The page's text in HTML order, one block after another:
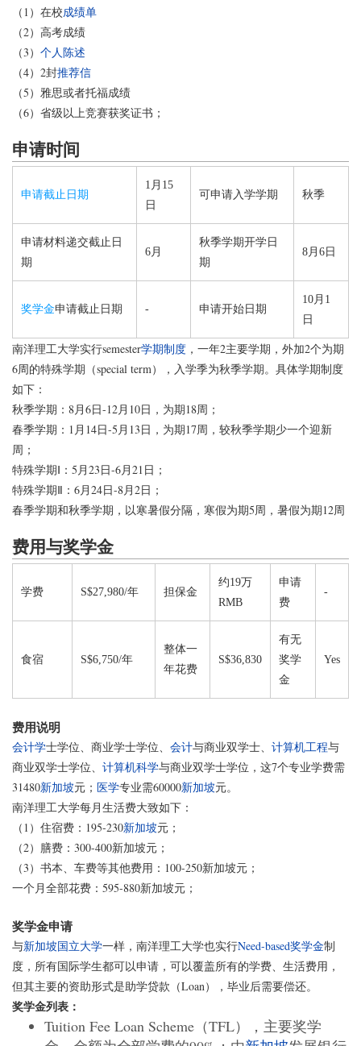
（1）在校成绩单
（2）高考成绩
（3） 个人陈述
（4）2封推荐信
（5）雅思或者托福成绩
（6）省级以上竞赛获奖证书；
申请时间
申请截止日期
1月15
日
可申请入学学期 秋季
申请材料递交截止日
期
6月
秋季学期开学日
期
8月6日
奖学金申请截止日期 - 申请开始日期
10月1
日
南洋理工大学实行semester学期制度 ，一年2主要学期，外加2个为期
6周的特殊学期（special term），入学季为秋季学期。具体学期制度
如下：
秋季学期：8月6日-12月10日，为期18周；
春季学期：1月14日-5月13日，为期17周，较秋季学期少一个迎新
周；
特殊学期Ⅰ：5月23日-6月21日；
特殊学期Ⅱ：6月24日-8月2日；
春季学期和秋季学期，以寒暑假分隔，寒假为期5周，暑假为期12周
费用与奖学金
学费 S$27,980/年 担保金
约19万
RMB
申请
费
-
食宿 S$6,750/年
整体一
年花费
S$36,830
有无
奖学
金
Yes
费用说明
会计学士学位、商业学士学位、 会计与商业双学士、 计算机工程与
商业双学士学位、 计算机科学与商业双学士学位，这7个专业学费需
31480新加坡元； 医学专业需60000新加坡元。
南洋理工大学每月生活费大致如下：
（1）住宿费：195-230新加坡元；
（2）膳费：300-400新加坡元；
（3）书本、车费等其他费用：100-250新加坡元；
一个月全部花费：595-880新加坡元；
奖学金申请
与新加坡国立大学一样，南洋理工大学也实行Need-based奖学金制
度，所有国际学生都可以申请，可以覆盖所有的学费、生活费用，
但其主要的资助形式是助学贷款（Loan），毕业后需要偿还。
奖学金列表：
Tuition Fee Loan Scheme（TFL），主要奖学